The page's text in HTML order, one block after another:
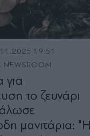
19:51
NEWSROOM
για
το ζευγάρι
μανιτάρια: "Η